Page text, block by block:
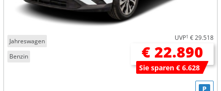
Jahreswagen
Benzin
UVP1 € 29.518
€ 22.890
Sie sparen € 6.628
P